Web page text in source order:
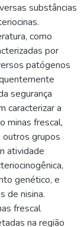
substâncias
como
por
patógenos
segurança
caracterizar a
minas frescal,
outros grupos
atividade
genético, e
de nisina.
frescal
na região